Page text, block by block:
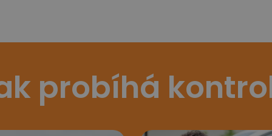
probíhá